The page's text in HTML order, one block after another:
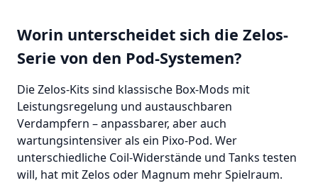
Worin unterscheidet sich die Zelos-
Serie von den Pod-Systemen?
Die Zelos-Kits sind klassische Box-Mods mit
Leistungsregelung und austauschbaren
Verdampfern – anpassbarer, aber auch
wartungsintensiver als ein Pixo-Pod. Wer
unterschiedliche Coil-Widerstände und Tanks testen
will, hat mit Zelos oder Magnum mehr Spielraum.